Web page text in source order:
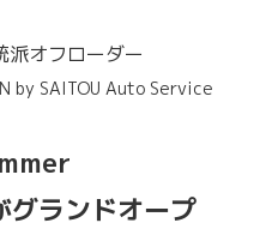
派オフローダー
by SAITOU Auto Service
グランドオープ